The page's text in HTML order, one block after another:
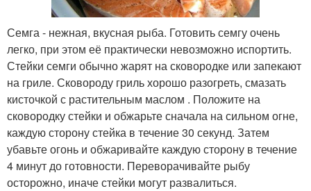
Семга - нежная, вкусная рыба. Готовить семгу очень
легко, при этом её практически невозможно испортить.
Стейки семги обычно жарят на сковородке или запекают
на гриле. Сковороду гриль хорошо разогреть, смазать
кисточкой с растительным маслом . Положите на
сковородку стейки и обжарьте сначала на сильном огне,
каждую сторону стейка в течение 30 секунд. Затем
убавьте огонь и обжаривайте каждую сторону в течение
4 минут до готовности. Переворачивайте рыбу
осторожно, иначе стейки могут развалиться.